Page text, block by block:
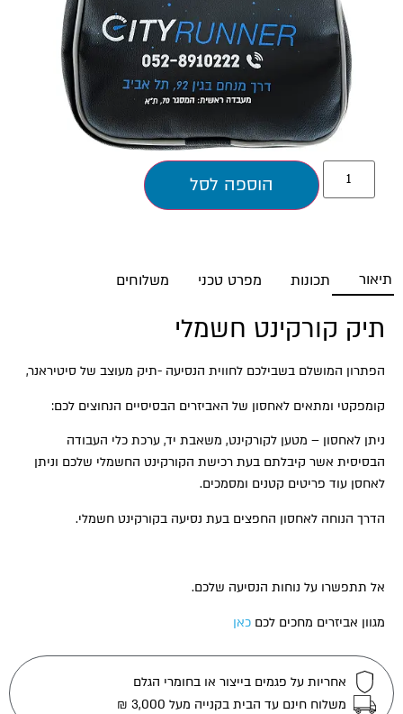
הוספה לסל
תיאור תכונות מפרט טכני משלוחים
תיק קורקינט חשמלי
הפתרון המושלם בשבילכם לחווית הנסיעה -תיק מעוצב של סיטיראנר,
קומפקטי ומתאים לאחסון של האביזרים הבסיסיים הנחוצים לכם:
ניתן לאחסון – מטען לקורקינט, משאבת יד, ערכת כלי העבודה
הבסיסית אשר קיבלתם בעת רכישת הקורקינט החשמלי שלכם וניתן
לאחסן עוד פריטים קטנים ומסמכים.
הדרך הנוחה לאחסון החפצים בעת נסיעה בקורקינט חשמלי.
אל תתפשרו על נוחות הנסיעה שלכם.
מגוון אביזרים מחכים לכם כאן
אחריות על פגמים בייצור או בחומרי הגלם
משלוח חינם עד הבית בקנייה מעל 3,000 ₪